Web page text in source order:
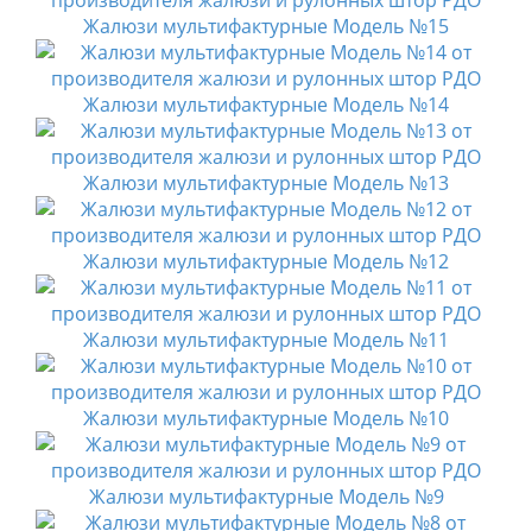
Жалюзи мультифактурные Модель №15
Жалюзи мультифактурные Модель №14
Жалюзи мультифактурные Модель №13
Жалюзи мультифактурные Модель №12
Жалюзи мультифактурные Модель №11
Жалюзи мультифактурные Модель №10
Жалюзи мультифактурные Модель №9